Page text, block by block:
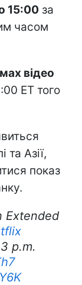
15:00 за
часом
відео
ET того
та Азії,
показ
Extended
p.m.